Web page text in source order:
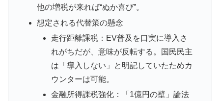
他の増税が来れば“ぬか喜び”。
想定される代替策の懸念
走行距離課税：EV普及を口実に導入さ
れがちだが、意味が反転する。国民民主
は「導入しない」と明記していたためカ
ウンターは可能。
金融所得課税強化：「1億円の壁」論法